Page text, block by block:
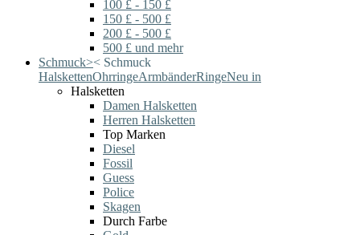
100 £ - 150 £
150 £ - 500 £
200 £ - 500 £
500 £ und mehr
Schmuck>< Schmuck
HalskettenOhrringeArmbänderRingeNeu in
Halsketten
Damen Halsketten
Herren Halsketten
Top Marken
Diesel
Fossil
Guess
Police
Skagen
Durch Farbe